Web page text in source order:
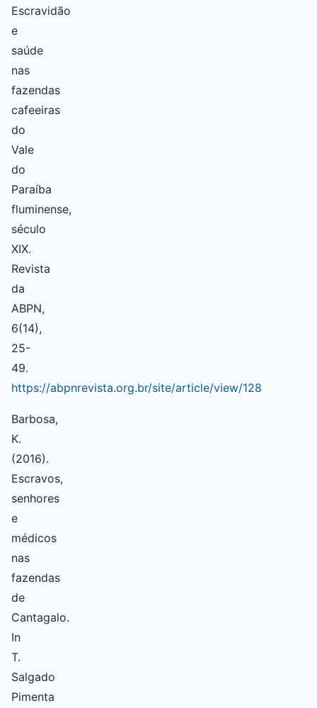
Escravidão
e
saúde
nas
fazendas
cafeeiras
do
Vale
do
Paraíba
fluminense,
século
XIX.
Revista
da
ABPN,
6(14),
25-
49.
https://abpnrevista.org.br/site/article/view/128
Barbosa,
K.
(2016).
Escravos,
senhores
e
médicos
nas
fazendas
de
Cantagalo.
In
T.
Salgado
Pimenta